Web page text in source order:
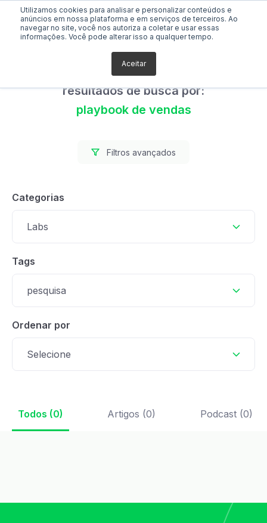
Utilizamos cookies para analisar e personalizar conteúdos e
anúncios em nossa plataforma e em serviços de terceiros. Ao
navegar no site, você nos autoriza a coletar e usar essas
informações. Você pode alterar isso a qualquer tempo.
Aceitar
Foram encontrados 0
resultados de busca por:
playbook de vendas
Filtros avançados
Categorias
Labs
Tags
pesquisa
Ordenar por
Selecione
Todos (0) Artigos (0) Podcast (0)